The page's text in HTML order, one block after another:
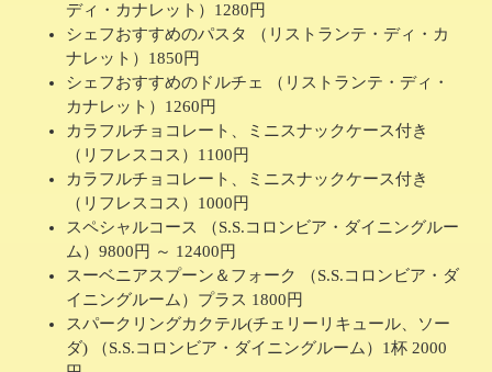
ディ・カナレット）1280円
シェフおすすめのパスタ （リストランテ・ディ・カ
ナレット）1850円
シェフおすすめのドルチェ （リストランテ・ディ・
カナレット）1260円
カラフルチョコレート、ミニスナックケース付き
（リフレスコス）1100円
カラフルチョコレート、ミニスナックケース付き
（リフレスコス）1000円
スペシャルコース （S.S.コロンビア・ダイニングルー
ム）9800円 ～ 12400円
スーベニアスプーン＆フォーク （S.S.コロンビア・ダ
イニングルーム）プラス 1800円
スパークリングカクテル(チェリーリキュール、ソー
ダ) （S.S.コロンビア・ダイニングルーム）1杯 2000